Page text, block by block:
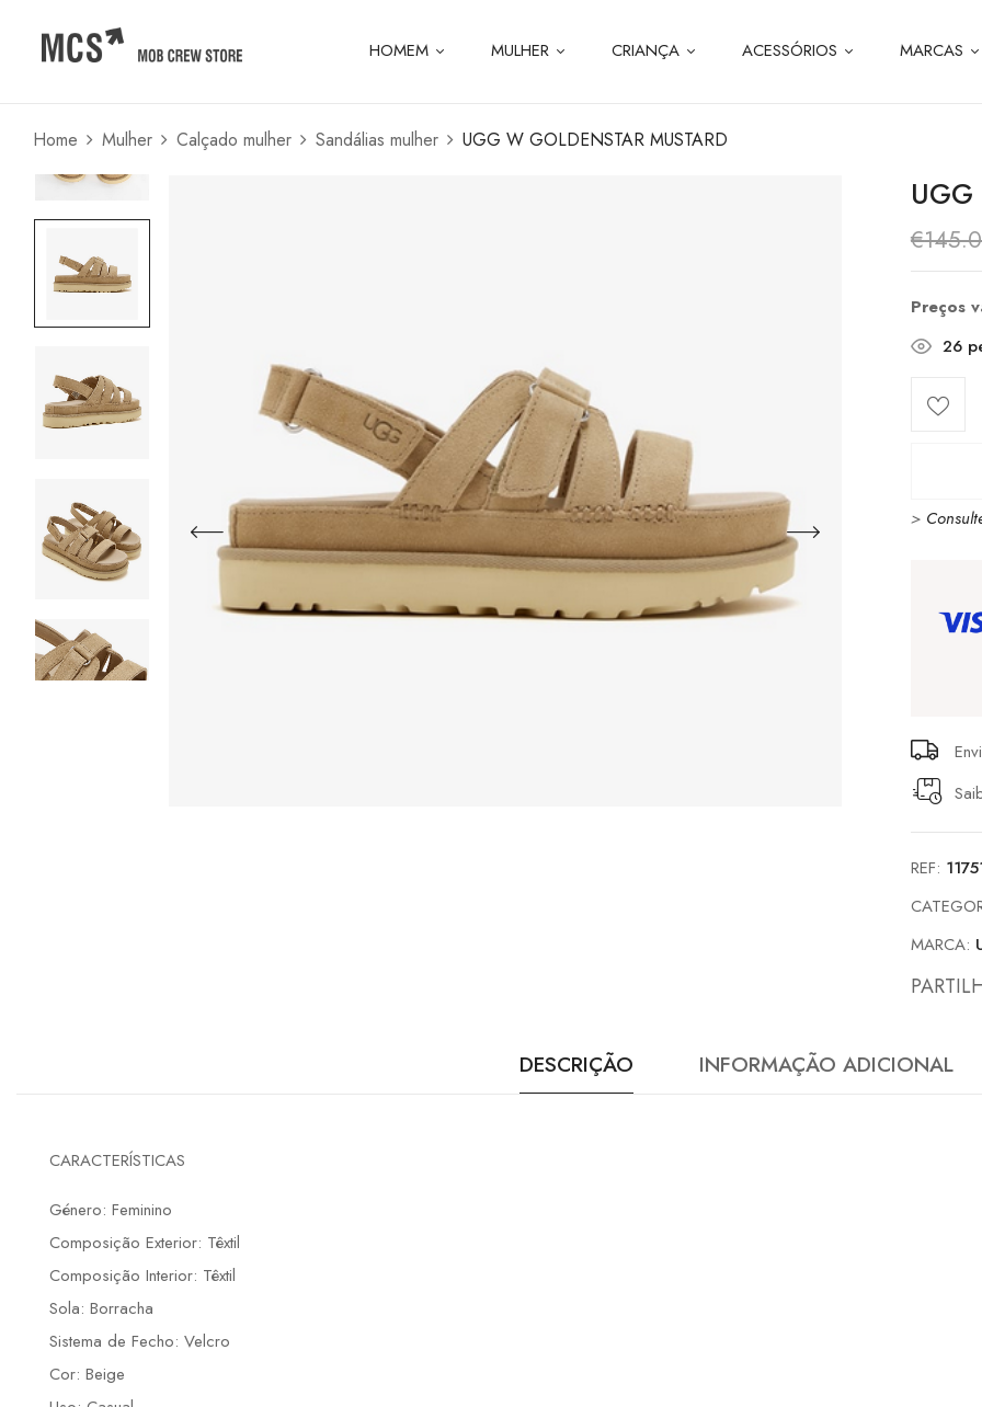
HOMEM MULHER CRIANÇA ACESSÓRIOS MARCAS
Home Mulher Calçado mulher Sandálias mulher UGG W GOLDENSTAR MUSTARD
UGG
€
Preços
26
>
REF:
MARCA:
DESCRIÇÃO INFORMAÇÃO ADICIONAL
CARACTERÍSTICAS
Género: Feminino
Composição Exterior: Têxtil
Composição Interior: Têxtil
Sola: Borracha
Sistema de Fecho: Velcro
Cor: Beige